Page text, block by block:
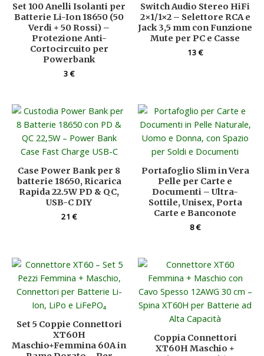
Set 100 Anelli Isolanti per
Batterie Li-Ion 18650 (50
Verdi + 50 Rossi) –
Protezione Anti-
Cortocircuito per
Powerbank
3€
Switch Audio Stereo HiFi
2×1/1×2 – Selettore RCA e
Jack 3,5 mm con Funzione
Mute per PC e Casse
13€
Case Power Bank per 8
batterie 18650, Ricarica
Rapida 22.5W PD & QC,
USB-C DIY
21€
Portafoglio Slim in Vera
Pelle per Carte e
Documenti – Ultra-
Sottile, Unisex, Porta
Carte e Banconote
8€
Set 5 Coppie Connettori
XT60H
Maschio+Femmina 60A in
Coppia Connettori
XT60H Maschio +